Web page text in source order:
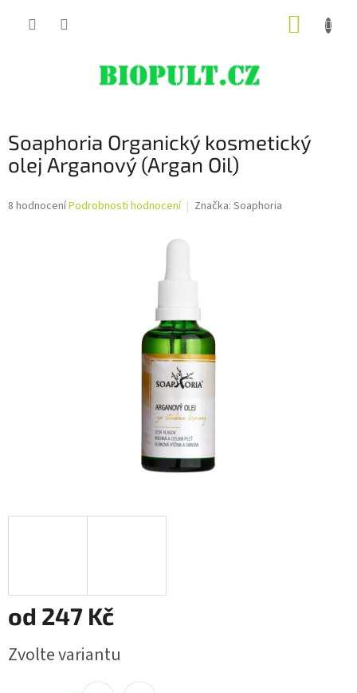
Soaphoria Organický kosmetický
olej Arganový (Argan Oil)
Průměrné
8 hodnoceníPodrobnosti hodnocení Značka: Soaphoria
od 247 Kč
cena:
Zvolte variantu